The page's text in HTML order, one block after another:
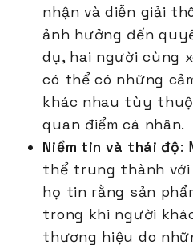
nhận và diễn giải
ảnh hưởng đến
dụ, hai người cùng
có thể có những
khác nhau tùy
quan điểm cá nhân.
Niềm tin và thái độ:
thể trung thành
họ tin rằng sản
trong khi người
thương hiệu do